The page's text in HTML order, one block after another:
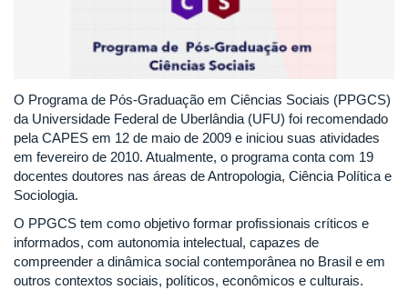
O Programa de Pós-Graduação em Ciências Sociais (PPGCS)
da Universidade Federal de Uberlândia (UFU) foi recomendado
pela CAPES em 12 de maio de 2009 e iniciou suas atividades
em fevereiro de 2010. Atualmente, o programa conta com 19
docentes doutores nas áreas de Antropologia, Ciência Política e
Sociologia.
O PPGCS tem como objetivo formar profissionais críticos e
informados, com autonomia intelectual, capazes de
compreender a dinâmica social contemporânea no Brasil e em
outros contextos sociais, políticos, econômicos e culturais.